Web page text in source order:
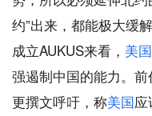
约”出来，都能极大缓解
成立AUKUS来看， 美国
强遏制中国的能力。前
更撰文呼吁，称美国